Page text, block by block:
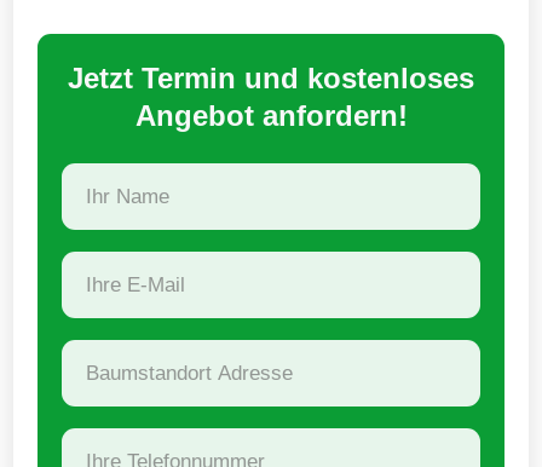
Jetzt Termin und kostenloses
Angebot anfordern!